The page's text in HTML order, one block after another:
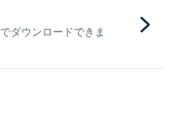
ダウンロードできま